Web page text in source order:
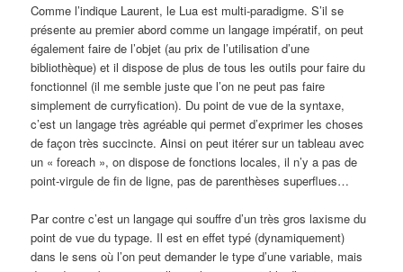
Comme l’indique Laurent, le Lua est multi-paradigme. S’il se
présente au premier abord comme un langage impératif, on peut
également faire de l’objet (au prix de l’utilisation d’une
bibliothèque) et il dispose de plus de tous les outils pour faire du
fonctionnel (il me semble juste que l’on ne peut pas faire
simplement de curryfication). Du point de vue de la syntaxe,
c’est un langage très agréable qui permet d’exprimer les choses
de façon très succincte. Ainsi on peut itérer sur un tableau avec
un « foreach », on dispose de fonctions locales, il n’y a pas de
point-virgule de fin de ligne, pas de parenthèses superflues…
Par contre c’est un langage qui souffre d’un très gros laxisme du
point de vue du typage. Il est en effet typé (dynamiquement)
dans le sens où l’on peut demander le type d’une variable, mais